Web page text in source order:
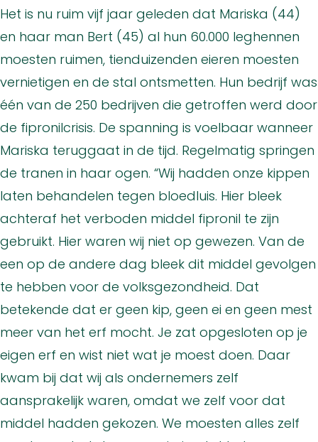
Het is nu ruim vijf jaar geleden dat Mariska (44)
en haar man Bert (45) al hun 60.000 leghennen
moesten ruimen, tienduizenden eieren moesten
vernietigen en de stal ontsmetten. Hun bedrijf was
één van de 250 bedrijven die getroffen werd door
de fipronilcrisis. De spanning is voelbaar wanneer
Mariska teruggaat in de tijd. Regelmatig springen
de tranen in haar ogen. “Wij hadden onze kippen
laten behandelen tegen bloedluis. Hier bleek
achteraf het verboden middel fipronil te zijn
gebruikt. Hier waren wij niet op gewezen. Van de
een op de andere dag bleek dit middel gevolgen
te hebben voor de volksgezondheid. Dat
betekende dat er geen kip, geen ei en geen mest
meer van het erf mocht. Je zat opgesloten op je
eigen erf en wist niet wat je moest doen. Daar
kwam bij dat wij als ondernemers zelf
aansprakelijk waren, omdat we zelf voor dat
middel hadden gekozen. We moesten alles zelf